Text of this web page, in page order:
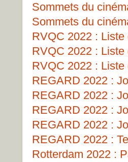
Sommets du
Sommets du
RVQC 2022 : Liste
RVQC 2022 : Liste
RVQC 2022 : Liste
REGARD 2022 :
REGARD 2022 :
REGARD 2022 :
REGARD 2022 :
REGARD 2022 :
Rotterdam 2022 :